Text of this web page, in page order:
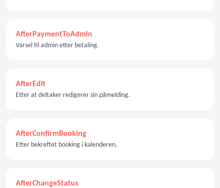
AfterPaymentToAdmin
Varsel til admin etter betaling.
AfterEdit
Etter at deltaker redigerer sin påmelding.
AfterConfirmBooking
Etter bekreftet booking i kalenderen.
AfterChangeStatus